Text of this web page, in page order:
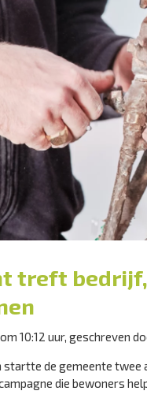
treft
10:12 uur, geschreven
startte de gemeente twee
die bewoners